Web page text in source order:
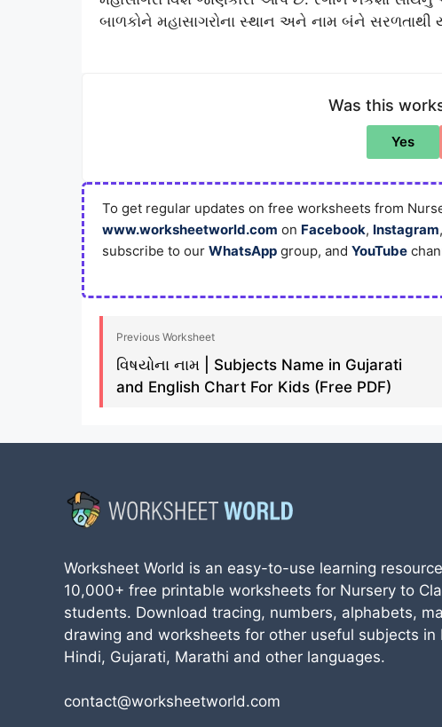
બાળકોને મહાસાગરોના સ્થાન અને નામ બંને સરળતાથી
Was this
Yes
To get regular updates on free worksheets from
www.worksheetworld.com on Facebook, Instagram,
subscribe to our WhatsApp group, and YouTube
Previous Worksheet
વિષયોના નામ | Subjects Name in Gujarati
and English Chart For Kids (Free PDF)
Worksheet World is an easy-to-use learning
10,000+ free printable worksheets for Nursery to
students. Download tracing, numbers, alphabets,
drawing and worksheets for other useful subjects in
Hindi, Gujarati, Marathi and other languages.
contact@worksheetworld.com